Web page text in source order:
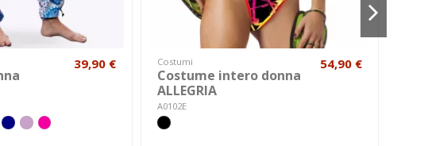
39,90 € Costumi
Costume intero donna
ALLEGRIA
A0102E
54,90 €